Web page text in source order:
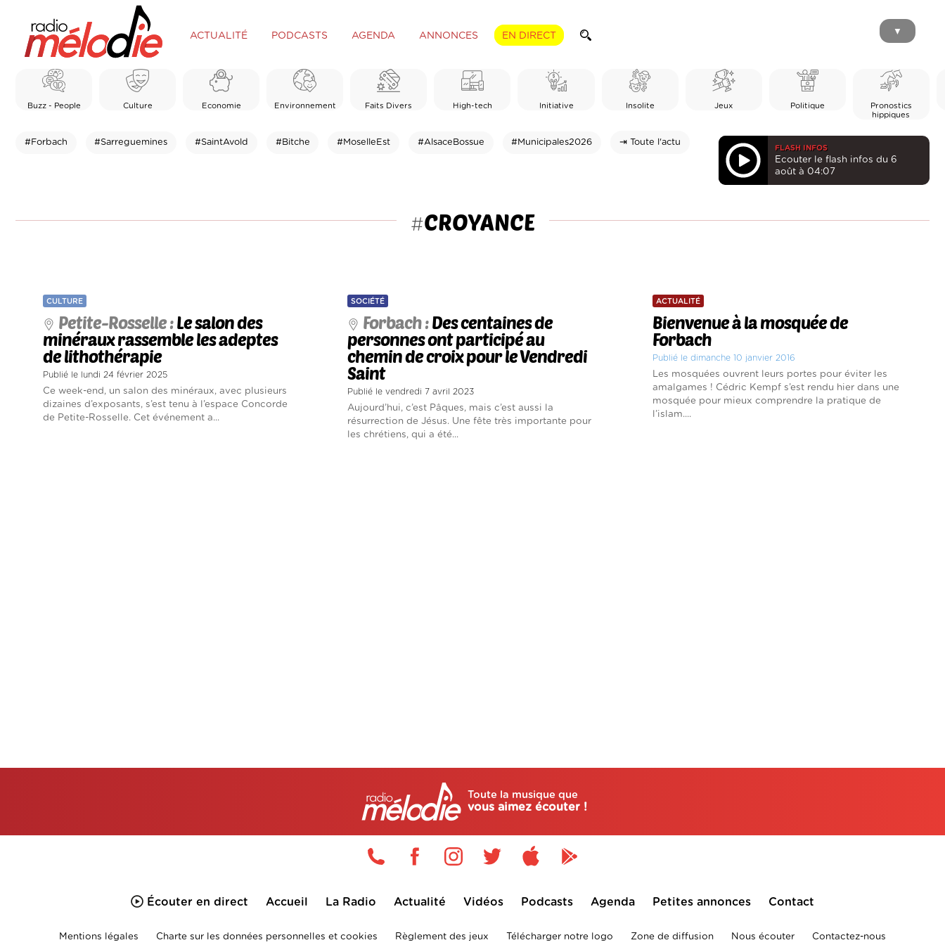
ACTUALITÉ PODCASTS AGENDA ANNONCES EN DIRECT ▼
Buzz - People Culture Economie Environnement Faits Divers High-tech Initiative Insolite Jeux Politique
Pronostics
hippiques
#Forbach #Sarreguemines #SaintAvold #Bitche #MoselleEst #AlsaceBossue #Municipales2026 ⇥ Toute l'actu
FLASH INFOS
Ecouter le flash infos du 6
août à 04:07
#CROYANCE
CULTURE
Petite-Rosselle :Le salon des
minéraux rassemble les adeptes
de lithothérapie
Publié le lundi 24 février 2025
Ce week-end, un salon des minéraux, avec plusieurs
dizaines d’exposants, s’est tenu à l’espace Concorde
de Petite-Rosselle. Cet événement a...
SOCIÉTÉ
Forbach :Des centaines de
personnes ont participé au
chemin de croix pour le Vendredi
Saint
Publié le vendredi 7 avril 2023
Aujourd’hui, c’est Pâques, mais c’est aussi la
résurrection de Jésus. Une fête très importante pour
les chrétiens, qui a été...
ACTUALITÉ
Bienvenue à la mosquée de
Forbach
Publié le dimanche 10 janvier 2016
Les mosquées ouvrent leurs portes pour éviter les
amalgames ! Cédric Kempf s’est rendu hier dans une
mosquée pour mieux comprendre la pratique de
l’islam....
Toute la musique que
vous aimez écouter !
Écouter en direct Accueil La Radio Actualité Vidéos Podcasts Agenda Petites annonces Contact
Mentions légales Charte sur les données personnelles et cookies Règlement des jeux Télécharger notre logo Zone de diffusion Nous écouter Contactez-nous